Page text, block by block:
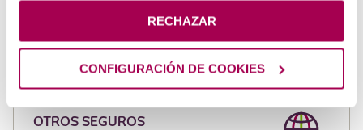
CONFIGURACIÓN DE COOKIES
RECHAZAR
Saber más
OTROS SEGUROS